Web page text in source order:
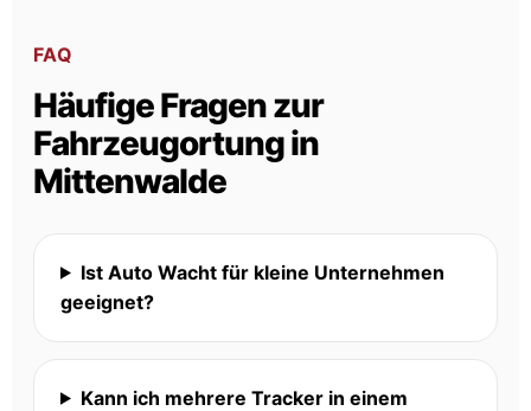
FAQ
Häufige Fragen zur
Fahrzeugortung in
Mittenwalde
Ist Auto Wacht für kleine Unternehmen
geeignet?
Kann ich mehrere Tracker in einem